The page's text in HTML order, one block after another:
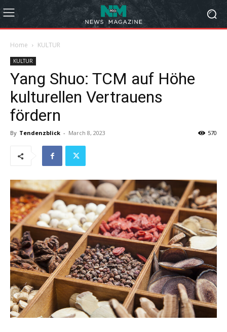
Home KULTUR
KULTUR
Yang Shuo: TCM auf Höhe
kulturellen Vertrauens
fördern
By Tendenzblick - March 8, 2023 570